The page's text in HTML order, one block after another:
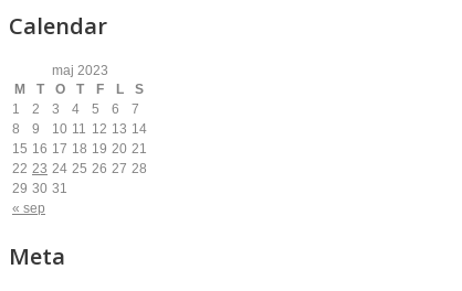
Calendar
maj 2023
M
T O T F L S
« sep
1 2 3 4 5 6
7
8
9 10 11 12 13 14
15 16 17 18 19 20 21
22 23 24 25 26 27 28
29 30 31
Meta